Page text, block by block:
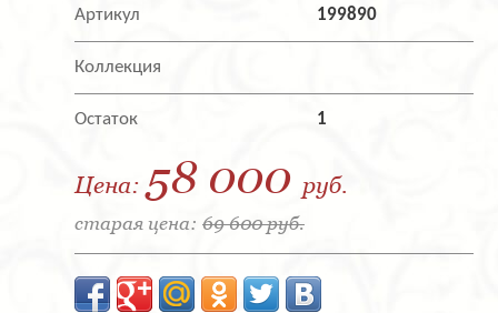
Артикул 199890
Коллекция
Остаток 1
Цена: 58 000 руб.
старая цена: 69 600 руб.